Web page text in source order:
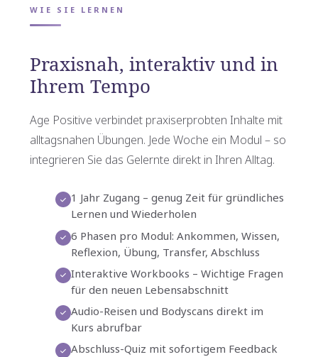
WIE SIE LERNEN
Praxisnah, interaktiv und in
Ihrem Tempo
Age Positive verbindet praxiserprobten Inhalte mit
alltagsnahen Übungen. Jede Woche ein Modul – so
integrieren Sie das Gelernte direkt in Ihren Alltag.
1 Jahr Zugang – genug Zeit für gründliches
Lernen und Wiederholen
6 Phasen pro Modul: Ankommen, Wissen,
Reflexion, Übung, Transfer, Abschluss
Interaktive Workbooks – Wichtige Fragen
für den neuen Lebensabschnitt
Audio-Reisen und Bodyscans direkt im
Kurs abrufbar
Abschluss-Quiz mit sofortigem Feedback